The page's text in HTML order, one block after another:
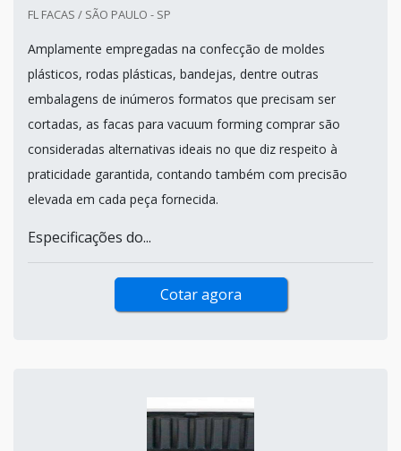
FL FACAS / SÃO PAULO - SP
Amplamente empregadas na confecção de moldes
plásticos, rodas plásticas, bandejas, dentre outras
embalagens de inúmeros formatos que precisam ser
cortadas, as facas para vacuum forming comprar são
consideradas alternativas ideais no que diz respeito à
praticidade garantida, contando também com precisão
elevada em cada peça fornecida.
Especificações do...
Cotar agora